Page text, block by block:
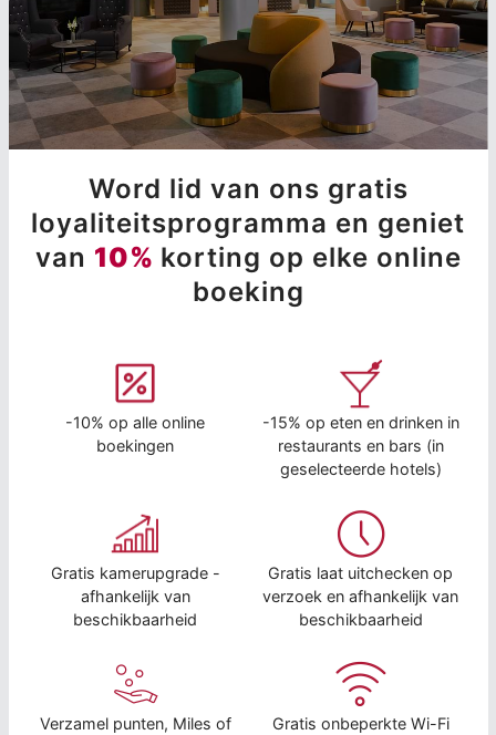
Word lid van ons gratis
loyaliteitsprogramma en geniet
van 10% korting op elke online
boeking
-10% op alle online
boekingen
-15% op eten en drinken in
restaurants en bars (in
geselecteerde hotels)
Gratis kamerupgrade -
afhankelijk van
beschikbaarheid
Gratis laat uitchecken op
verzoek en afhankelijk van
beschikbaarheid
Verzamel punten, Miles of
Gratis onbeperkte Wi-Fi